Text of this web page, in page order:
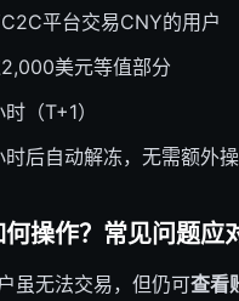
平台交易CNY的用户
美元等值部分
（T+1）
时后自动解冻，无需额外
操作？常见问题应
虽无法交易，但仍可查看